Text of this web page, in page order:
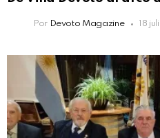
Por Devoto Magazine 18